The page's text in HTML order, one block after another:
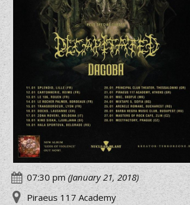
07:30 pm(January 21, 2018)
Piraeus 117 Academy